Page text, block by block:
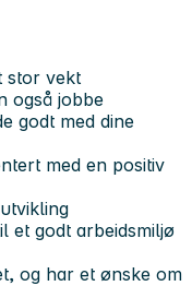
stor vekt
også jobbe
godt med dine
med en positiv
et godt arbeidsmiljø
og har et ønske om